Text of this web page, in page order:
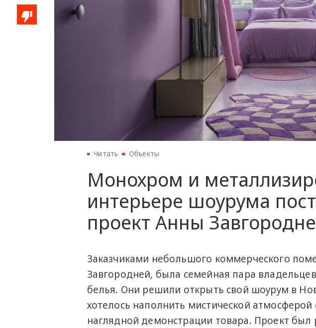
Читать Объекты
Монохром и
интерьере шоурума
проект Анны
Заказчиками небольшого коммерческого
Завгородней, была семейная пара
белья. Они решили открыть свой шоурум в
хотелось наполнить мистической
наглядной демонстрации товара. Проект